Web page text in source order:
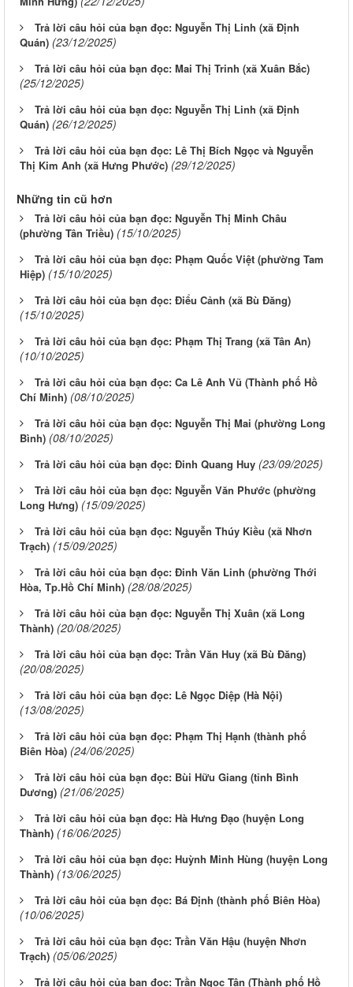
Trả lời câu hỏi của bạn đọc: Nguyễn Thị Linh (xã Định
Quán) (23/12/2025)
Trả lời câu hỏi của bạn đọc: Mai Thị Trinh (xã Xuân Bắc)
(25/12/2025)
Trả lời câu hỏi của bạn đọc: Nguyễn Thị Linh (xã Định
Quán) (26/12/2025)
Trả lời câu hỏi của bạn đọc: Lê Thị Bích Ngọc và Nguyễn
Thị Kim Anh (xã Hưng Phước) (29/12/2025)
Những tin cũ hơn
Trả lời câu hỏi của bạn đọc: Nguyễn Thị Minh Châu
(phường Tân Triều) (15/10/2025)
Trả lời câu hỏi của bạn đọc: Phạm Quốc Việt (phường Tam
Hiệp) (15/10/2025)
Trả lời câu hỏi của bạn đọc: Điểu Cảnh (xã Bù Đăng)
(15/10/2025)
Trả lời câu hỏi của bạn đọc: Phạm Thị Trang (xã Tân An)
(10/10/2025)
Trả lời câu hỏi của bạn đọc: Ca Lê Anh Vũ (Thành phố Hồ
Chí Minh) (08/10/2025)
Trả lời câu hỏi của bạn đọc: Nguyễn Thị Mai (phường Long
Bình) (08/10/2025)
Trả lời câu hỏi của bạn đọc: Đinh Quang Huy (23/09/2025)
Trả lời câu hỏi của bạn đọc: Nguyễn Văn Phước (phường
Long Hưng) (15/09/2025)
Trả lời câu hỏi của bạn đọc: Nguyễn Thúy Kiều (xã Nhơn
Trạch) (15/09/2025)
Trả lời câu hỏi của bạn đọc: Đinh Văn Linh (phường Thới
Hòa, Tp.Hồ Chí Minh) (28/08/2025)
Trả lời câu hỏi của bạn đọc: Nguyễn Thị Xuân (xã Long
Thành) (20/08/2025)
Trả lời câu hỏi của bạn đọc: Trần Văn Huy (xã Bù Đăng)
(20/08/2025)
Trả lời câu hỏi của bạn đọc: Lê Ngọc Diệp (Hà Nội)
(13/08/2025)
Trả lời câu hỏi của bạn đọc: Phạm Thị Hạnh (thành phố
Biên Hòa) (24/06/2025)
Trả lời câu hỏi của bạn đọc: Bùi Hữu Giang (tỉnh Bình
Dương) (21/06/2025)
Trả lời câu hỏi của bạn đọc: Hà Hưng Đạo (huyện Long
Thành) (16/06/2025)
Trả lời câu hỏi của bạn đọc: Huỳnh Minh Hùng (huyện Long
Thành) (13/06/2025)
Trả lời câu hỏi của bạn đọc: Bá Định (thành phố Biên Hòa)
(10/06/2025)
Trả lời câu hỏi của bạn đọc: Trần Văn Hậu (huyện Nhơn
Trạch) (05/06/2025)
Trả lời câu hỏi của bạn đọc: Trần Ngọc Tân (Thành phố Hồ